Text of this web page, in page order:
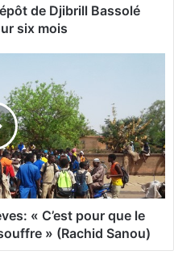
de Djibrill Bassolé
six mois
« C’est pour que le
» (Rachid Sanou)